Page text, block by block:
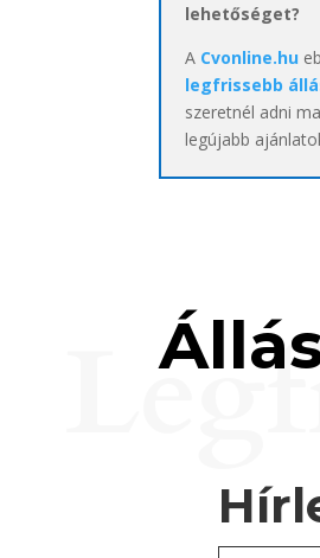
lehetőséget?
A Cvonline.hu
legfrissebb
szeretnél adni
legújabb